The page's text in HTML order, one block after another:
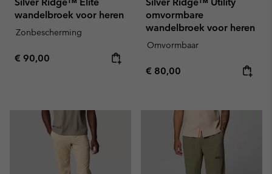
wandelbroek voor heren
Zonbescherming
Regular price:
€ 90,00
omvormbare
wandelbroek voor heren
Omvormbaar
Regular price:
€ 80,00